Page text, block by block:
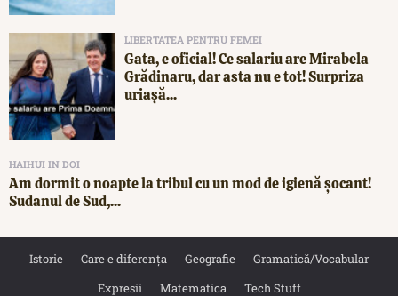
LIBERTATEA PENTRU FEMEI
Gata, e oficial! Ce salariu are Mirabela
Grădinaru, dar asta nu e tot! Surpriza
uriașă...
HAIHUI IN DOI
Am dormit o noapte la tribul cu un mod de igienă șocant!
Sudanul de Sud,...
Istorie Care e diferența Geografie
Gramatică/Vocabular
Expresii
Matematica Tech Stuff